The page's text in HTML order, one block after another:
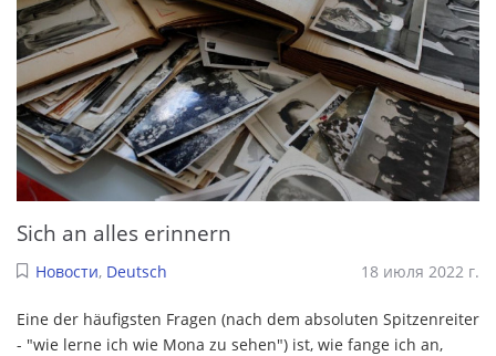
Sich an alles erinnern
Новости, Deutsch 18 июля 2022 г.
Eine der häufigsten Fragen (nach dem absoluten Spitzenreiter
- "wie lerne ich wie Mona zu sehen") ist, wie fange ich an,